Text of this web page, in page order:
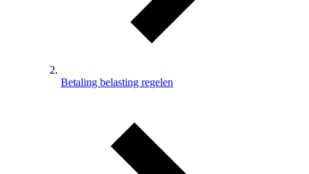
Betaling belasting regelen